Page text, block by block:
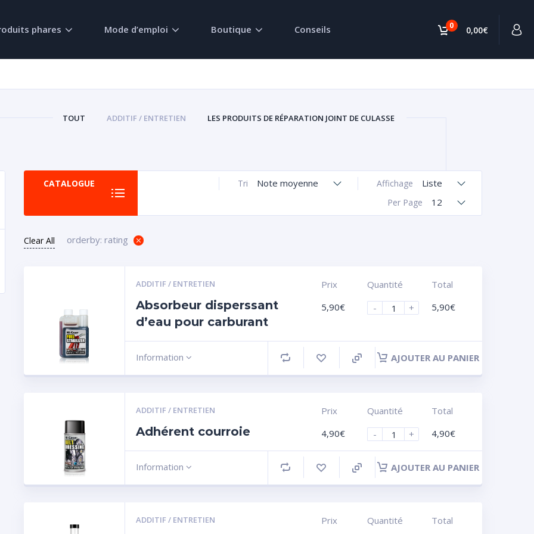
0 0,00€
phares Mode d’emploi Boutique Conseils
TOUT ADDITIF / ENTRETIEN LES PRODUITS DE RÉPARATION JOINT DE CULASSE
CATALOGUE Affichage Liste
Tri Note moyenne
Per Page 12
Clear All orderby: rating
ADDITIF / ENTRETIEN
Absorbeur disperssant
d’eau pour carburant
Prix
5,90€
Quantité
-
+
Total
5,90€
Information AJOUTER AU PANIER
ADDITIF / ENTRETIEN
Adhérent courroie
Prix
4,90€
Quantité
-
+
Total
4,90€
Information AJOUTER AU PANIER
ADDITIF / ENTRETIEN
Prix
Quantité
Total